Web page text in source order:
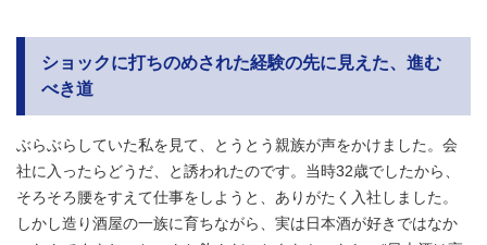
ショックに打ちのめされた経験の先に見えた、進む
べき道
ぶらぶらしていた私を見て、とうとう親族が声をかけました。会
社に入ったらどうだ、と誘われたのです。当時32歳でしたから、
そろそろ腰をすえて仕事をしようと、ありがたく入社しました。
しかし造り酒屋の一族に育ちながら、実は日本酒が好きではなか